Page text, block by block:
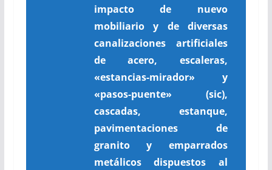
impacto de nuevo
mobiliario y de diversas
canalizaciones artificiales
de acero, escaleras,
«estancias-mirador» y
«pasos-puente» (sic),
cascadas, estanque,
pavimentaciones de
granito y emparrados
metálicos dispuestos al